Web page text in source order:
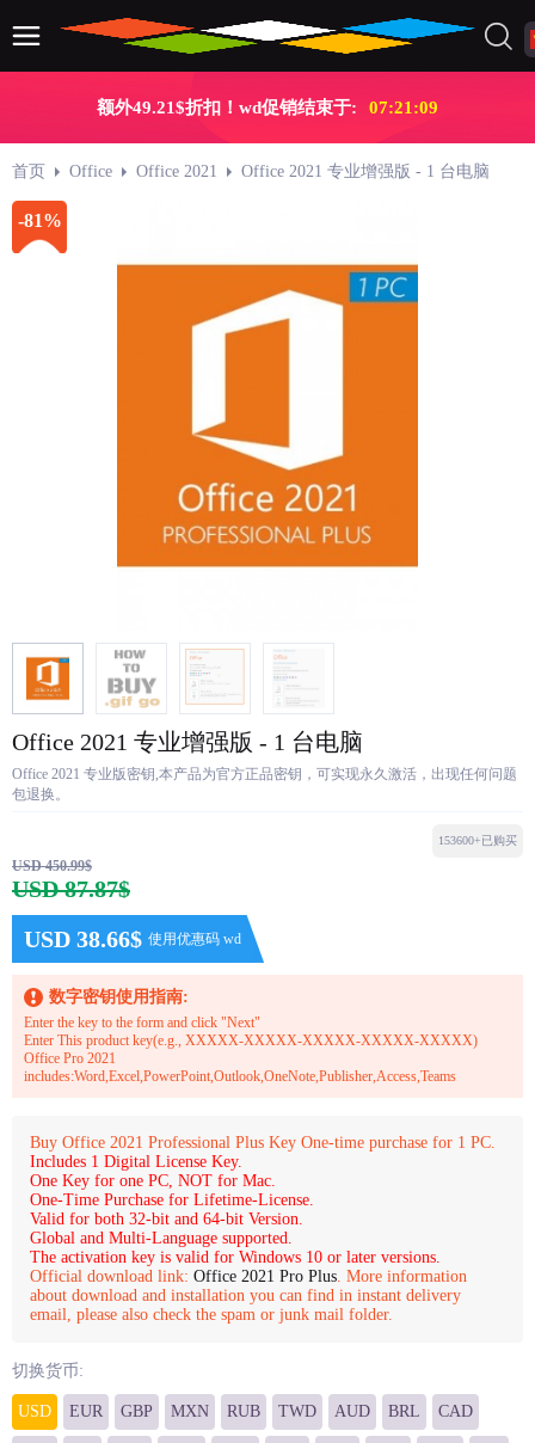
额外49.21$折扣！wd促销结束于: 07:21:09
首页 Office Office 2021 Office 2021 专业增强版 - 1 台电脑
-81%
Office 2021 专业增强版 - 1 台电脑
Office 2021 专业版密钥,本产品为官方正品密钥，可实现永久激活，出现任何问题
包退换。
USD 450.99$
USD 87.87$
USD 38.66$ 使用优惠码 wd
153600+已购买
数字密钥使用指南:
Enter the key to the form and click "Next"
Enter This product key(e.g., XXXXX-XXXXX-XXXXX-XXXXX-XXXXX)
Office Pro 2021
includes:Word,Excel,PowerPoint,Outlook,OneNote,Publisher,Access,Teams
Buy Office 2021 Professional Plus Key One-time purchase for 1 PC.
Includes 1 Digital License Key.
One Key for one PC, NOT for Mac.
One-Time Purchase for Lifetime-License.
Valid for both 32-bit and 64-bit Version.
Global and Multi-Language supported.
The activation key is valid for Windows 10 or later versions.
Official download link: Office 2021 Pro Plus. More information
about download and installation you can find in instant delivery
email, please also check the spam or junk mail folder.
切换货币:
USD EUR GBP MXN RUB TWD AUD BRL CAD